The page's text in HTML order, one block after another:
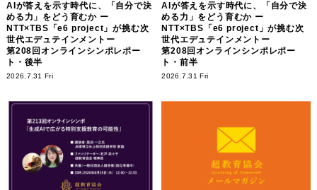
AIが答えを示す時代に、「自分で決
める力」をどう育むか ー
NTT×TBS「e6 project」が挑む次
世代エデュテインメントー
第208回オンラインシンポレポー
ト・後半
2026.7.31 Fri
AIが答えを示す時代に、「自分で決
める力」をどう育むか ー
NTT×TBS「e6 project」が挑む次
世代エデュテインメントー
第208回オンラインシンポレポー
ト・前半
2026.7.31 Fri